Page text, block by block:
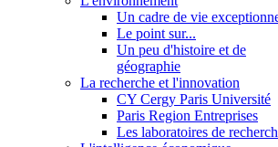
Un cadre de vie
Le point sur...
Un peu d'histoire et de
géographie
La recherche et l'innovation
CY Cergy Paris Université
Paris Region Entreprises
Les laboratoires de